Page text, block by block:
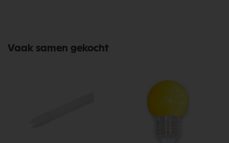
Vaak samen gekocht